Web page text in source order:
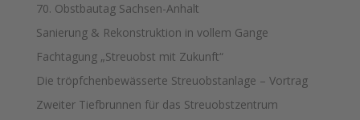
70. Obstbautag Sachsen-Anhalt
Sanierung & Rekonstruktion in vollem Gange
Fachtagung „Streuobst mit Zukunft“
Die tröpfchenbewässerte Streuobstanlage – Vortrag
Zweiter Tiefbrunnen für das Streuobstzentrum